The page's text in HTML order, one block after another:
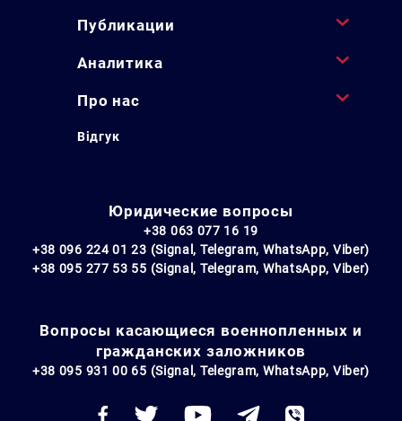
Публикации
Аналитика
Про нас
Відгук
Юридические вопросы
+38 063 077 16 19
+38 096 224 01 23 (Signal, Telegram, WhatsApp, Viber)
+38 095 277 53 55 (Signal, Telegram, WhatsApp, Viber)
Вопросы касающиеся военнопленных и
гражданских заложников
+38 095 931 00 65 (Signal, Telegram, WhatsApp, Viber)